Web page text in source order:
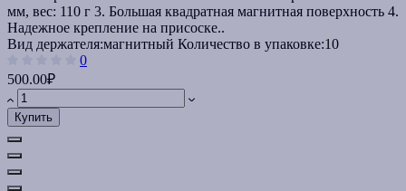
мм, вес: 110 г 3. Большая квадратная магнитная поверхность 4.
Надежное крепление на присоске..
Вид держателя:магнитный Количество в упаковке:10
0
500.00₽
Купить